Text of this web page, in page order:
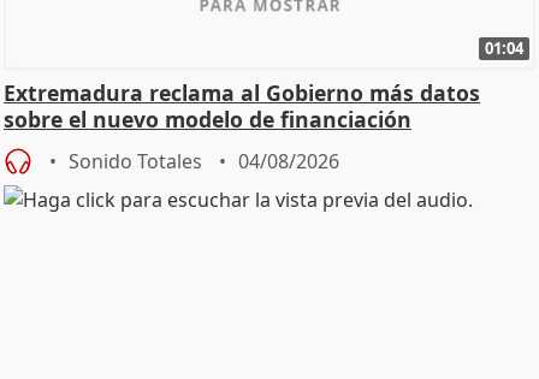
01:04
Extremadura reclama al Gobierno más datos
sobre el nuevo modelo de financiación
Sonido Totales 04/08/2026